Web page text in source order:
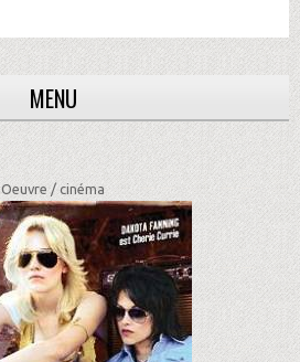
MENU
Oeuvre /cinéma